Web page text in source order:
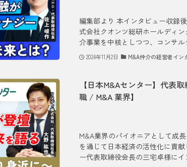
編集部より 本インタビュー収録
式会社クオンツ総研ホールディ
介事業を中核としつつ、コンサ
2024年11月2日 M&A仲介の経営者イン
【日本M&Aセンター】代表
職 / M&A 業界】
M&A業界のパイオニアとして成
を通じて日本経済の活性化に貢
ー代表取締役会長の三宅卓様に